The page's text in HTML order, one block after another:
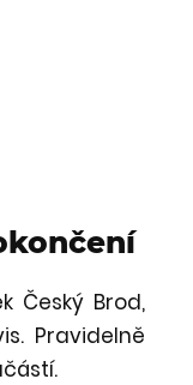
Český Brod,
Pravidelně